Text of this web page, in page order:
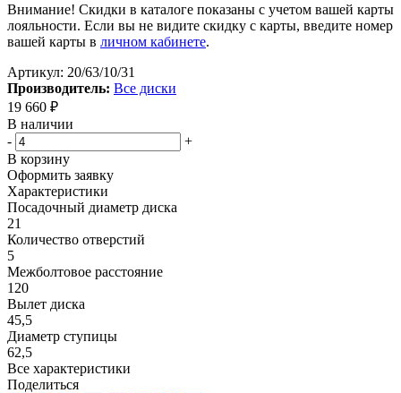
Внимание! Скидки в каталоге показаны с учетом вашей карты
лояльности. Если вы не видите скидку с карты, введите номер
вашей карты в личном кабинете.
Артикул: 20/63/10/31
Производитель: Все диски
19 660 ₽
В наличии
-
+
В корзину
Оформить заявку
Характеристики
Посадочный диаметр диска
21
Количество отверстий
5
Межболтовое расстояние
120
Вылет диска
45,5
Диаметр ступицы
62,5
Все характеристики
Поделиться